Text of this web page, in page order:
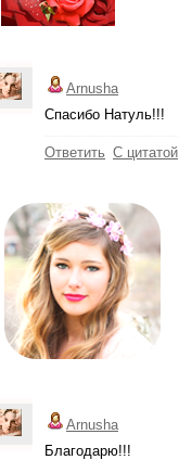
Arnusha
Спасибо Натуль!!!
Ответить С цитатой
Arnusha
Благодарю!!!